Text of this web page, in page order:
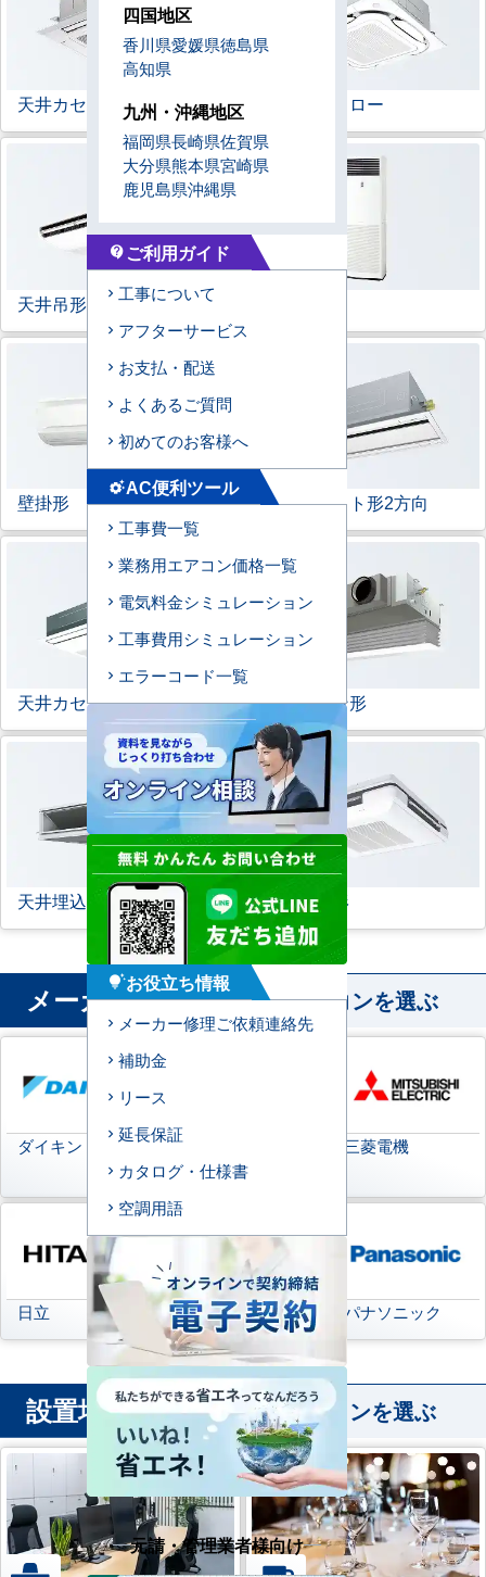
天井カセット形 4方向 ラウンドフロー
天井吊形
壁掛形 天井カセット形2方向
天井カセット形1方向 ビルトイン形
天井埋込ダクト形 天吊自在形
メーカー から業務用エアコンを選ぶ
ダイキン
日本キヤリア
(旧:東芝キヤリア)
三菱電機
日立 三菱重工 パナソニック
設置場所 から業務用エアコンを選ぶ
四国地区
香川県愛媛県徳島県
高知県
九州・沖縄地区
福岡県長崎県佐賀県
大分県熊本県宮崎県
鹿児島県沖縄県
contact_support ご利用ガイド
工事について
アフターサービス
お支払・配送
よくあるご質問
初めてのお客様へ
settings_suggestAC便利ツール
工事費一覧
業務用エアコン価格一覧
電気料金シミュレーション
工事費用シミュレーション
エラーコード一覧
tips_and_updatesお役立ち情報
メーカー修理ご依頼連絡先
補助金
リース
延長保証
カタログ・仕様書
空調用語
元請・管理業者様向け